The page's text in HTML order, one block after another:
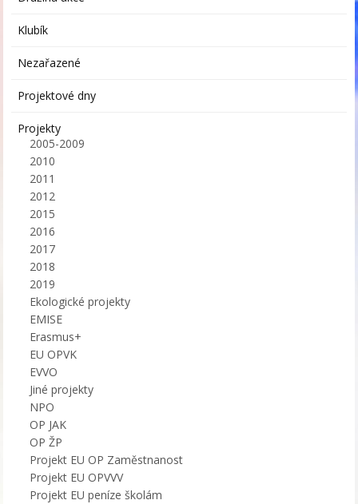
Klubík
Nezařazené
Projektové dny
Projekty
2005-2009
2010
2011
2012
2015
2016
2017
2018
2019
Ekologické projekty
EMISE
Erasmus+
EU OPVK
EVVO
Jiné projekty
NPO
OP JAK
OP ŽP
Projekt EU OP Zaměstnanost
Projekt EU OPVVV
Projekt EU peníze školám